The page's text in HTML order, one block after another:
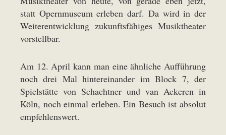
statt Opernmuseum erleben darf. Da wird in der
Weiterentwicklung zukunftsfähiges Musiktheater
vorstellbar.
Am 12. April kann man eine ähnliche Aufführung
noch drei Mal hintereinander im Block 7, der
Spielstätte von Schachtner und van Ackeren in
Köln, noch einmal erleben. Ein Besuch ist absolut
empfehlenswert.